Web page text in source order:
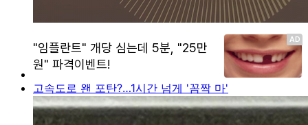
고속도로 왠 포탄?…1시간 넘게 '꼼짝 마'